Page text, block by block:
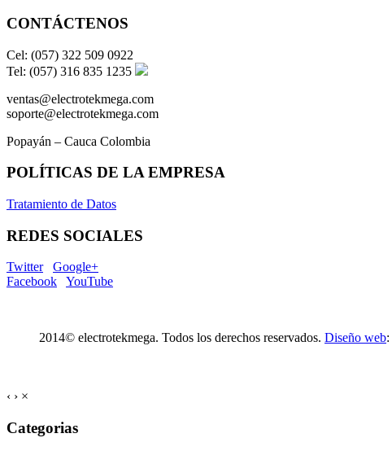
CONTÁCTENOS
Cel: (057) 322 509 0922
Tel: (057) 316 835 1235
ventas@electrotekmega.com
soporte@electrotekmega.com
Popayán – Cauca Colombia
POLÍTICAS DE LA EMPRESA
Tratamiento de Datos
REDES SOCIALES
Twitter
Google+
Facebook
YouTube
2014© electrotekmega. Todos los derechos reservados. Diseño web:
‹ › ×
Categorias